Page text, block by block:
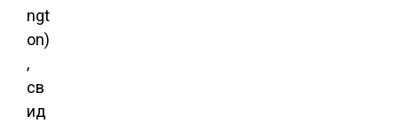
ngt
on)
,
св
ид